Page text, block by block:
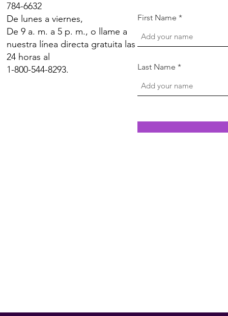
784-6632
De lunes a viernes,
De 9 a. m. a 5 p. m., o llame a
nuestra línea directa gratuita las
24 horas al
1-800-544-8293.
First Name
Last Name